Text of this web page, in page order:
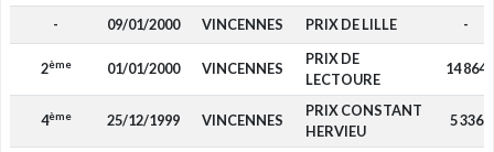
- 09/01/2000 VINCENNES PRIX DE LILLE -
2ème 01/01/2000 VINCENNES
PRIX DE
LECTOURE
14 864
4ème 25/12/1999 VINCENNES
PRIX CONSTANT
HERVIEU
5 336